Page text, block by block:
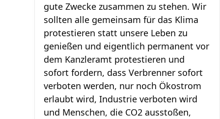
gute Zwecke zusammen zu stehen. Wir
sollten alle gemeinsam für das Klima
protestieren statt unsere Leben zu
genießen und eigentlich permanent vor
dem Kanzleramt protestieren und
sofort fordern, dass Verbrenner sofort
verboten werden, nur noch Ökostrom
erlaubt wird, Industrie verboten wird
und Menschen, die CO2 ausstoßen,